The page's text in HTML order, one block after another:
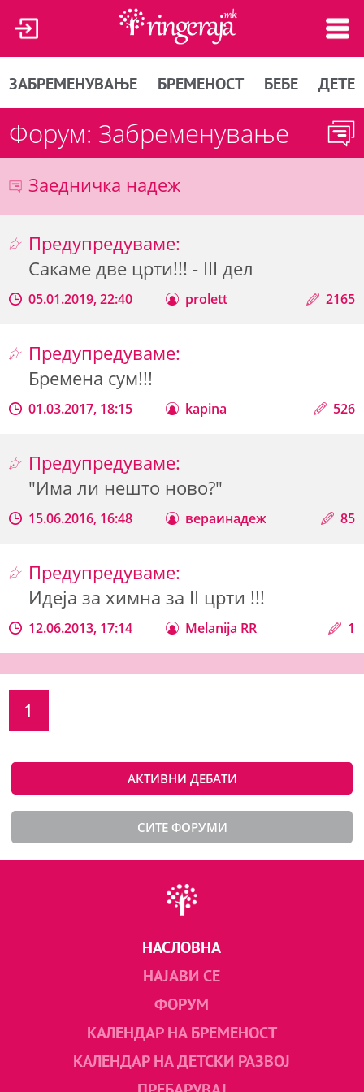
ЗАБРЕМЕНУВАЊЕ БРЕМЕНОСТ БЕБЕ ДЕТЕ
Форум: Забременување
Заедничка надеж
Предупредуваме:
Сакаме две црти!!! - III дел
05.01.2019, 22:40 prolett 2165
Предупредуваме:
Бремена сум!!!
01.03.2017, 18:15 kapina 526
Предупредуваме:
"Има ли нешто ново?"
15.06.2016, 16:48 вераинадеж 85
Предупредуваме:
Идеја за химна за II црти !!!
12.06.2013, 17:14 Melanija RR 1
1
АКТИВНИ ДЕБАТИ
СИТЕ ФОРУМИ
НАСЛОВНА
НАЈАВИ СЕ
ФОРУМ
КАЛЕНДАР НА БРЕМЕНОСТ
КАЛЕНДАР НА ДЕТСКИ РАЗВОЈ